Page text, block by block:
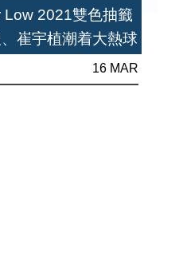
2021雙色抽籤
崔宇植潮着大熱球
16 MAR